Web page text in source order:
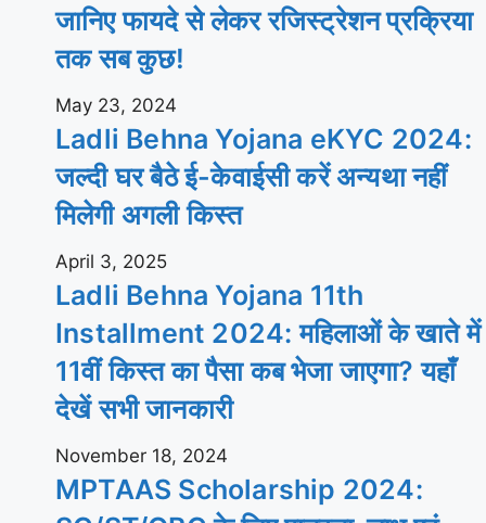
जानिए फायदे से लेकर रजिस्ट्रेशन प्रक्रिया
तक सब कुछ!
May 23, 2024
Ladli Behna Yojana eKYC 2024:
जल्दी घर बैठे ई-केवाईसी करें अन्यथा नहीं
मिलेगी अगली किस्त
April 3, 2025
Ladli Behna Yojana 11th
Installment 2024: महिलाओं के खाते में
11वीं किस्त का पैसा कब भेजा जाएगा? यहाँ
देखें सभी जानकारी
November 18, 2024
MPTAAS Scholarship 2024: